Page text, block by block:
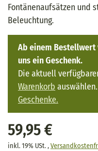
Fontänenaufsätzen und
Beleuchtung.
Ab einem Bestellwert
uns ein Geschenk.
Die aktuell
Warenkorb auswählen.
Geschenke.
59,95 €
inkl. 19% USt. ,